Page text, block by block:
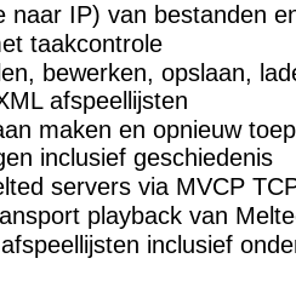
naar IP) van bestanden
taakcontrole
bewerken, opslaan,
afspeellijsten
maken en opnieuw
inclusief geschiedenis
servers via MVCP
playback van
inclusief